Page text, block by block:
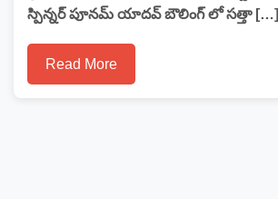
స్పిన్నర్ పూనమ్ యాదవ్ బౌలింగ్ లో సత్తా […]
Read More